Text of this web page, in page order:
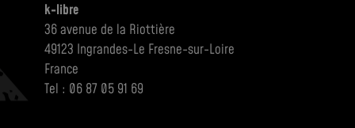
k-libre
36 avenue de la Riottière
49123 Ingrandes-Le Fresne-sur-Loire
France
Tel : 06 87 05 91 69